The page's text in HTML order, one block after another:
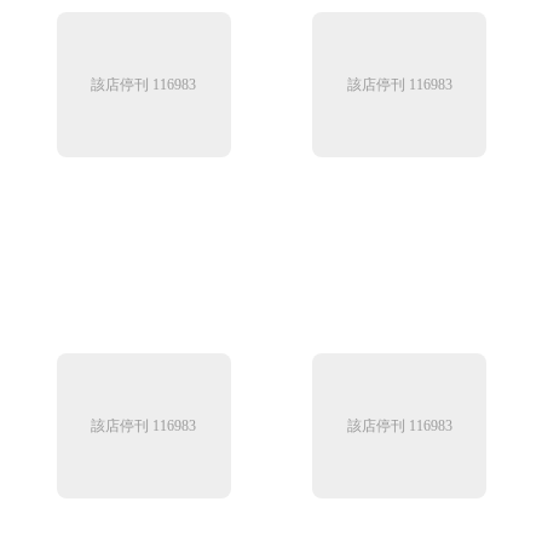
該店停刊 116983 該店停刊 116983
該店停刊 116983 該店停刊 116983